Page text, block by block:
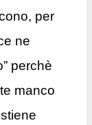
per
ne
perchè
manco